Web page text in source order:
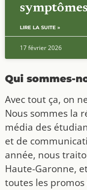
symptômes
LIRE LA SUITE »
17 février 2026
Qui sommes-
Avec tout ça, on
Nous sommes la
média des
et de
année, nous
Haute-Garonne,
toutes les